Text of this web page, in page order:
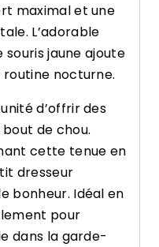
maximal et une
L’adorable
jaune ajoute
nocturne.
d’offrir des
de chou.
cette tenue en
dresseur
bonheur. Idéal en
pour
dans la garde-